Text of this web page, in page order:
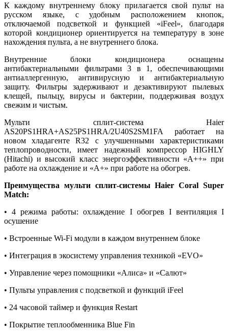
К каждому внутреннему блоку прилагается свой пульт на
русском языке, с удобным расположением кнопок,
отключаемой подсветкой и функцией «iFeel», благодаря
которой кондиционер ориентируется на температуру в зоне
нахождения пульта, а не внутреннего блока.
Внутренние блоки кондиционера оснащены
антибактериальными фильтрами 3 в 1, обеспечивающими
антиаллергенную, антивирусную и антибактериальную
защиту. Фильтры задерживают и дезактивируют пылевых
клещей, пыльцу, вирусы и бактерии, поддерживая воздух
свежим и чистым.
Мульти сплит-система Haier
AS20PS1HRA+AS25PS1HRA/2U40S2SM1FA работает на
новом хладагенте R32 с улучшенными характеристиками
теплопроводности, имеет надежный компрессор HIGHLY
(Hitachi) и высокий класс энергоэффективности «А++» при
работе на охлаждение и «А+» при работе на обогрев.
Преимущества мульти сплит-системы Haier Coral Super
Match:
• 4 режима работы: охлаждение I обогрев I вентиляция I
осушение
• Встроенные Wi-Fi модули в каждом внутреннем блоке
• Интеграция в экосистему управления техникой «EVO»
• Управление через помощники «Алиса» и «Салют»
• Пульты управления с подсветкой и функций iFeel
• 24 часовой таймер и функция Restart
• Покрытие теплообменника Blue Fin